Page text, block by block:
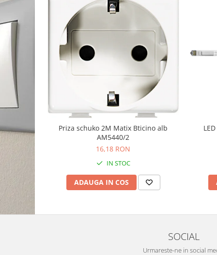
Priza schuko 2M Matix Bticino alb
AM5440/2
16,18 RON
IN STOC
ADAUGA IN COS
SOCIAL
Urmareste-ne in social